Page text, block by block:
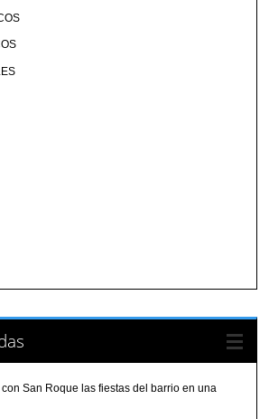
San Roque las fiestas del barrio en una